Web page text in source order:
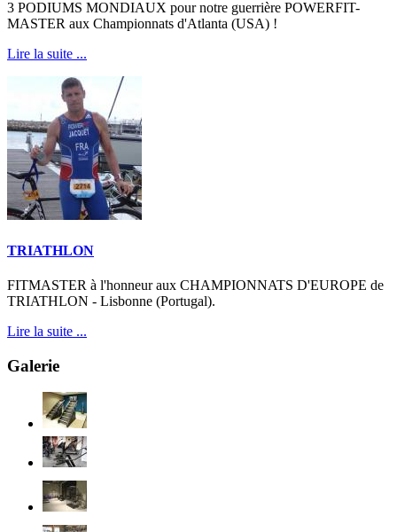
3 PODIUMS MONDIAUX pour notre guerrière POWERFIT-
MASTER aux Championnats d'Atlanta (USA) !
Lire la suite ...
TRIATHLON
FITMASTER à l'honneur aux CHAMPIONNATS D'EUROPE de
TRIATHLON - Lisbonne (Portugal).
Lire la suite ...
Galerie